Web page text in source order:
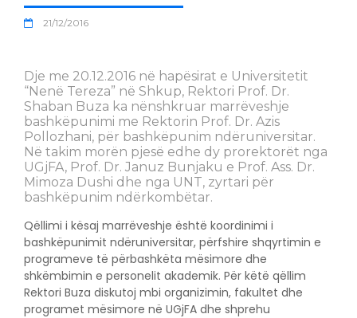
21/12/2016
Dje me 20.12.2016 në hapësirat e Universitetit
“Nenë Tereza” në Shkup, Rektori Prof. Dr.
Shaban Buza ka nënshkruar marrëveshje
bashkëpunimi me Rektorin Prof. Dr. Azis
Pollozhani, për bashkëpunim ndëruniversitar.
Në takim morën pjesë edhe dy prorektorët nga
UGjFA, Prof. Dr. Januz Bunjaku e Prof. Ass. Dr.
Mimoza Dushi dhe nga UNT, zyrtari për
bashkëpunim ndërkombëtar.
Qëllimi i kësaj marrëveshje është koordinimi i
bashkëpunimit ndëruniversitar, përfshire shqyrtimin e
programeve të përbashkëta mësimore dhe
shkëmbimin e personelit akademik. Për këtë qëllim
Rektori Buza diskutoj mbi organizimin, fakultet dhe
programet mësimore në UGjFA dhe shprehu